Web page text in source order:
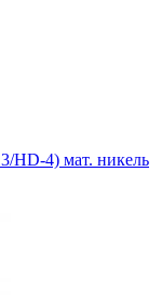
HD-4) мат. никель